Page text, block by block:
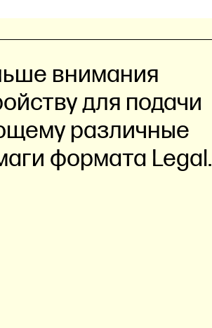
внимания
для подачи
различные
формата Legal.